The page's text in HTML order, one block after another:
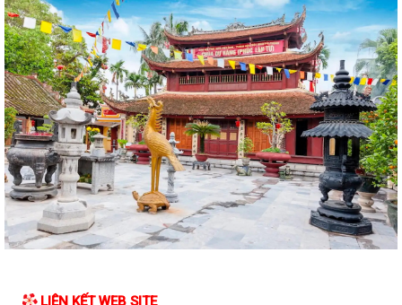
QUYẾT ĐỊNH Về việc công bố thủ tục hành chính nội bộ mới ban hành
thuộc phạm vi chức năng quản lý...
QUYẾT ĐỊNH Về việc công bố danh mục thủ tục hành chính được sửa
đổi, bổ sung, bị bãi bỏ thuộc phạm...
Nghị quyết số 07/2026/NQ-HĐND ngày 23/6/2026 của HĐND thành
phố về quy định chế độ quà tặng của...
Quyết đinh Về việc thu hồi Giấy chứng nhận quyền sử dụng đất đã cấp
cho bà Hoàng Thị Mây và bà...
Nghị Quyết 10-NQ/TU ngày13/7/2026 củaBan Thường vụ Thành ủy về
LIÊN KẾT WEB SITE